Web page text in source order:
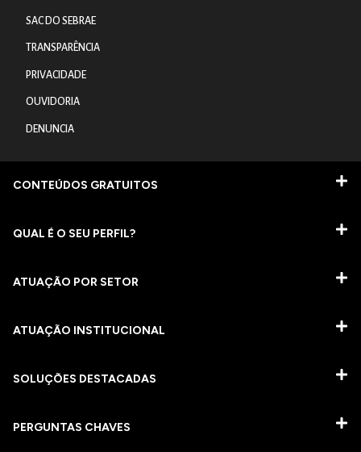
SAC DO SEBRAE
TRANSPARÊNCIA
PRIVACIDADE
OUVIDORIA
DENUNCIA
CONTEÚDOS GRATUITOS
QUAL É O SEU PERFIL?
ATUAÇÃO POR SETOR
ATUAÇÃO INSTITUCIONAL
SOLUÇÕES DESTACADAS
PERGUNTAS CHAVES​